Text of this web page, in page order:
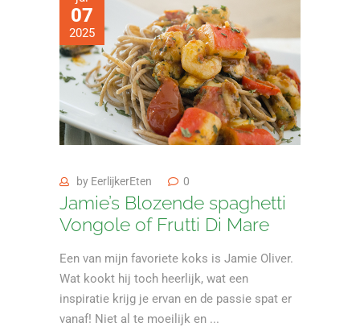
07
2025
by EerlijkerEten 0
Jamie’s Blozende spaghetti
Vongole of Frutti Di Mare
Een van mijn favoriete koks is Jamie Oliver.
Wat kookt hij toch heerlijk, wat een
inspiratie krijg je ervan en de passie spat er
vanaf! Niet al te moeilijk en